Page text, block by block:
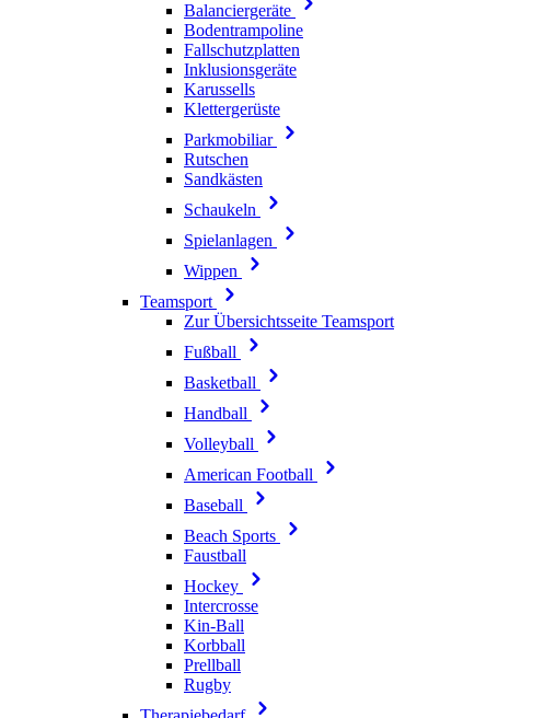
Balanciergeräte
Bodentrampoline
Fallschutzplatten
Inklusionsgeräte
Karussells
Klettergerüste
Parkmobiliar
Rutschen
Sandkästen
Schaukeln
Spielanlagen
Wippen
Teamsport
Zur Übersichtsseite Teamsport
Fußball
Basketball
Handball
Volleyball
American Football
Baseball
Beach Sports
Faustball
Hockey
Intercrosse
Kin-Ball
Korbball
Prellball
Rugby